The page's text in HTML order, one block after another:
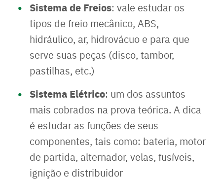
Sistema de Freios: vale estudar os
tipos de freio mecânico, ABS,
hidráulico, ar, hidrovácuo e para que
serve suas peças (disco, tambor,
pastilhas, etc.)
Sistema Elétrico: um dos assuntos
mais cobrados na prova teórica. A dica
é estudar as funções de seus
componentes, tais como: bateria, motor
de partida, alternador, velas, fusíveis,
ignição e distribuidor